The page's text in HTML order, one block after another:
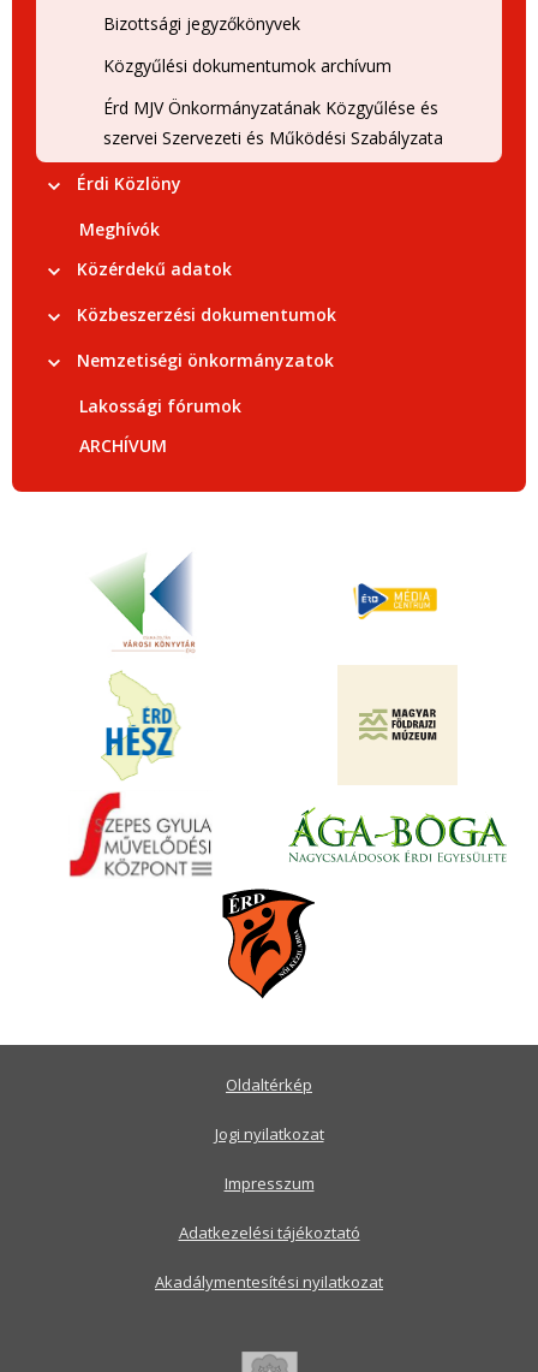
Bizottsági jegyzőkönyvek
Közgyűlési dokumentumok archívum
Érd MJV Önkormányzatának Közgyűlése és
szervei Szervezeti és Működési Szabályzata
Érdi Közlöny
Meghívók
Közérdekű adatok
Közbeszerzési dokumentumok
Nemzetiségi önkormányzatok
Lakossági fórumok
ARCHÍVUM
Oldaltérkép
Jogi nyilatkozat
Impresszum
Adatkezelési tájékoztató
Akadálymentesítési nyilatkozat